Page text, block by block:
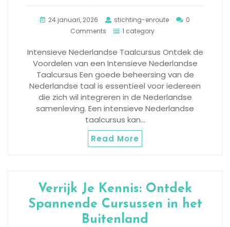
24 januari, 2026 stichting-enroute
0
Comments
1 category
Intensieve Nederlandse Taalcursus Ontdek de
Voordelen van een Intensieve Nederlandse
Taalcursus Een goede beheersing van de
Nederlandse taal is essentieel voor iedereen
die zich wil integreren in de Nederlandse
samenleving. Een intensieve Nederlandse
taalcursus kan…
Read More
Verrijk Je Kennis: Ontdek
Spannende Cursussen in het
Buitenland